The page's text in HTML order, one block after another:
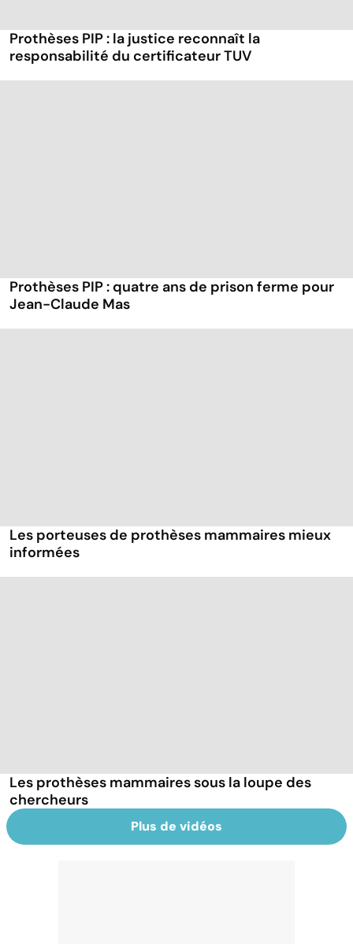
Prothèses PIP : la justice reconnaît la
responsabilité du certificateur TUV
Prothèses PIP : quatre ans de prison ferme pour
Jean-Claude Mas
Les porteuses de prothèses mammaires mieux
informées
Les prothèses mammaires sous la loupe des
chercheurs
Plus de vidéos